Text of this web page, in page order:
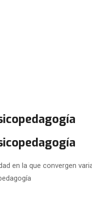
en la que convergen